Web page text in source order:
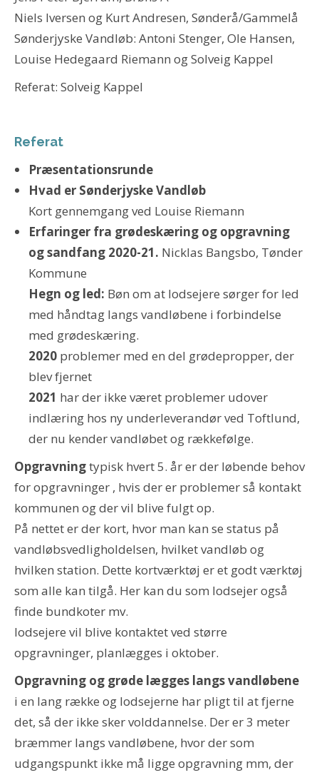
Niels Iversen og Kurt Andresen, Sønderå/Gammelå
Sønderjyske Vandløb: Antoni Stenger, Ole Hansen,
Louise Hedegaard Riemann og Solveig Kappel
Referat: Solveig Kappel
Referat
Præsentationsrunde
Hvad er Sønderjyske Vandløb
Kort gennemgang ved Louise Riemann
Erfaringer fra grødeskæring og opgravning
og sandfang 2020-21. Nicklas Bangsbo, Tønder
Kommune
Hegn og led: Bøn om at lodsejere sørger for led
med håndtag langs vandløbene i forbindelse
med grødeskæring.
2020 problemer med en del grødepropper, der
blev fjernet
2021 har der ikke været problemer udover
indlæring hos ny underleverandør ved Toftlund,
der nu kender vandløbet og rækkefølge.
Opgravningtypisk hvert 5. år er der løbende behov
for opgravninger , hvis der er problemer så kontakt
kommunen og der vil blive fulgt op.
På nettet er der kort, hvor man kan se status på
vandløbsvedligholdelsen, hvilket vandløb og
hvilken station. Dette kortværktøj er et godt værktøj
som alle kan tilgå. Her kan du som lodsejer også
finde bundkoter mv.
lodsejere vil blive kontaktet ved større
opgravninger, planlægges i oktober.
Opgravning og grøde lægges langs vandløbene
i en lang række og lodsejerne har pligt til at fjerne
det, så der ikke sker volddannelse. Der er 3 meter
bræmmer langs vandløbene, hvor der som
udgangspunkt ikke må ligge opgravning mm, der